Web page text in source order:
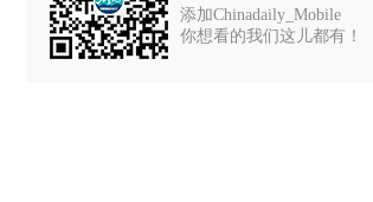
添加Chinadaily_Mobile
你想看的我们这儿都有！